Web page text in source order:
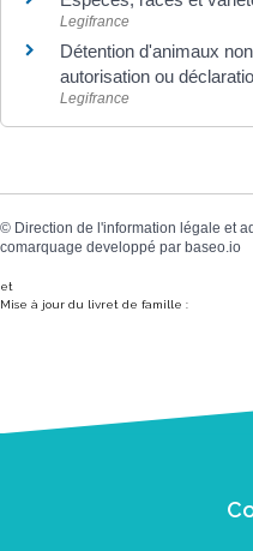
Legifrance
Détention d'animaux
autorisation ou
Legifrance
© Direction de l'information légale et
comarquage developpé par baseo.io
et
Mise à jour du livret de famille :